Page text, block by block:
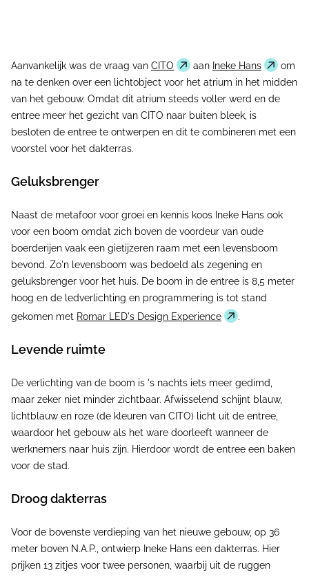
Aanvankelijk was de vraag van CITO aan Ineke Hans
om
na te denken over een lichtobject voor het atrium in het midden
van het gebouw. Omdat dit atrium steeds voller werd en de
entree meer het gezicht van CITO naar buiten bleek, is
besloten de entree te ontwerpen en dit te combineren met een
voorstel voor het dakterras.
Geluksbrenger
Naast de metafoor voor groei en kennis koos Ineke Hans ook
voor een boom omdat zich boven de voordeur van oude
boerderijen vaak een gietijzeren raam met een levensboom
bevond. Zo'n levensboom was bedoeld als zegening en
geluksbrenger voor het huis. De boom in de entree is 8,5 meter
hoog en de ledverlichting en programmering is tot stand
gekomen met Romar LED's Design Experience .
Levende ruimte
De verlichting van de boom is 's nachts iets meer gedimd,
maar zeker niet minder zichtbaar. Afwisselend schijnt blauw,
lichtblauw en roze (de kleuren van CITO) licht uit de entree,
waardoor het gebouw als het ware doorleeft wanneer de
werknemers naar huis zijn. Hierdoor wordt de entree een baken
voor de stad.
Droog dakterras
Voor de bovenste verdieping van het nieuwe gebouw, op 36
meter boven N.A.P., ontwierp Ineke Hans een dakterras. Hier
prijken 13 zitjes voor twee personen, waarbij uit de ruggen